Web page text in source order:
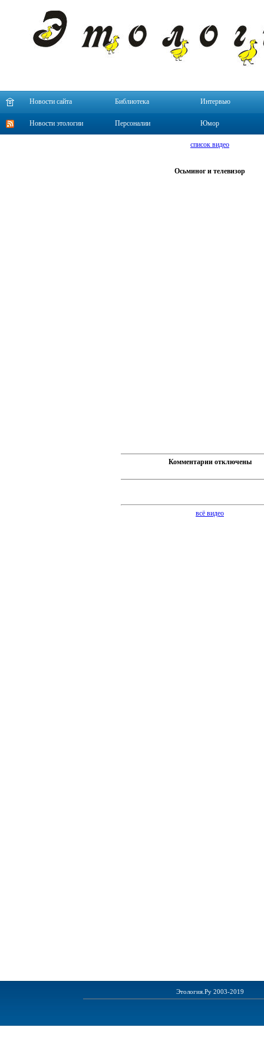
Новости сайта Библиотека Интервью
Новости этологии Персоналии Юмор
список видео
Осьминог и телевизор
Комментарии отключены
всё видео
Этология.Ру 2003-2019